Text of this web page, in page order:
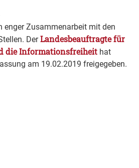
enger Zusammenarbeit mit den
DerLandesbeauftragte für
die Informationsfreiheit hat
am 19.02.2019 freigegeben.